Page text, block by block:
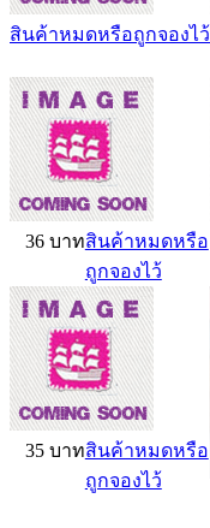
สินค้าหมดหรือถูกจองไว้
36 บาทสินค้าหมดหรือ
ถูกจองไว้
35 บาทสินค้าหมดหรือ
ถูกจองไว้